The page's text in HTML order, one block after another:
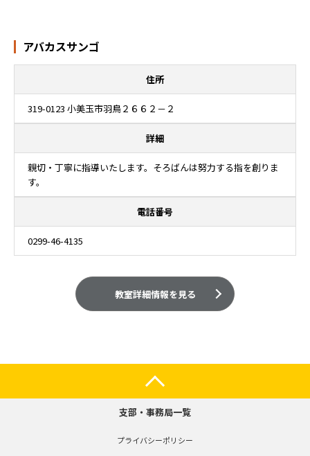
アバカスサンゴ
住所
319-0123 小美玉市羽鳥２６６２－２
詳細
親切・丁寧に指導いたします。そろばんは努力する指を創りま
す。
電話番号
0299-46-4135
教室詳細情報を見る
支部・事務局一覧
プライバシーポリシー